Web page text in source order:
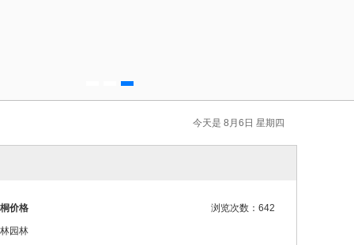
今天是 8月6日 星期四
浏览次数：642
价格
园林